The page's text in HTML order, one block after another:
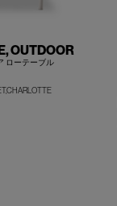
OUTDOOR
ローテーブル